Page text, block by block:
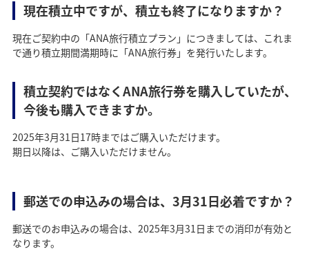
現在積立中ですが、積立も終了になりますか？
現在ご契約中の「ANA旅行積立プラン」につきましては、これま
で通り積立期間満期時に「ANA旅行券」を発行いたします。
積立契約ではなくANA旅行券を購入していたが、
今後も購入できますか。
2025年3月31日17時まではご購入いただけます。
期日以降は、ご購入いただけません。
郵送での申込みの場合は、3月31日必着ですか？
郵送でのお申込みの場合は、2025年3月31日までの消印が有効と
なります。